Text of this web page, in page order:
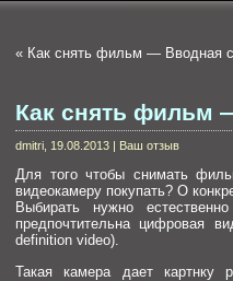
« Как снять фильм — Вводная
Как снять фильм
dmitri, 19.08.2013 | Ваш отзыв
Для того чтобы снимать
видеокамеру покупать? О
Выбирать нужно
предпочтительна цифровая
definition video).
Такая камера дает картнку